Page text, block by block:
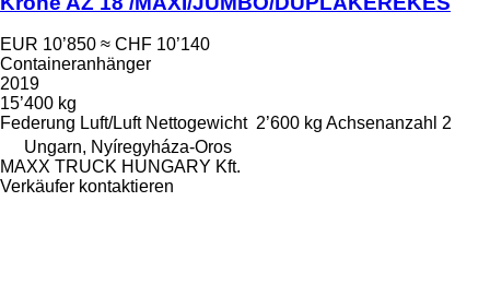
EUR 10’850 ≈ CHF 10’140
Containeranhänger
2019
15’400 kg
Federung Luft/Luft Nettogewicht 2’600 kg Achsenanzahl 2
Ungarn, Nyíregyháza-Oros
MAXX TRUCK HUNGARY Kft.
Verkäufer kontaktieren